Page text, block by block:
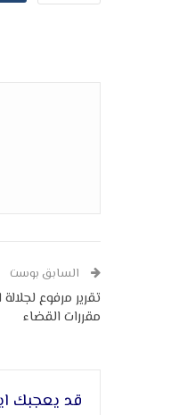
السابق بوست
تقرير مرفوع
مقررات القضاء
قد يعجبك